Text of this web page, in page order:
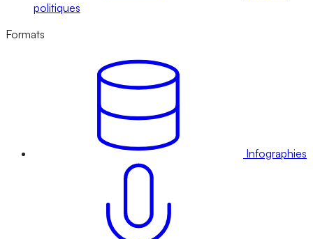
politiques
Formats
Infographies